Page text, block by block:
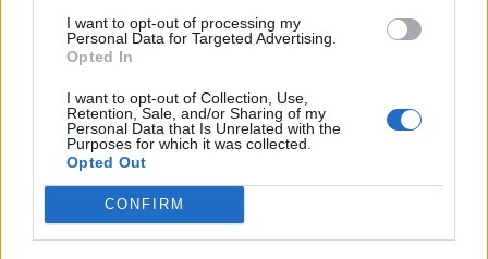
I want to opt-out of processing my
Personal Data for Targeted Advertising.
Opted In
I want to opt-out of Collection, Use,
Retention, Sale, and/or Sharing of my
Personal Data that Is Unrelated with the
Purposes for which it was collected.
Opted Out
CONFIRM
109. Λάρισα, ΚΤΕΛ ΛΑΡΙΣΑΣ, Γεωργιάδου,
8:00-15:00
110. Λάρισα, Εμπορικό Κέντρο Γαία / Αγχιάλου
4, 8:00-15:00
111. Λάρισα, Κέντρο Υγείας Ελασσόνας, 09:00-